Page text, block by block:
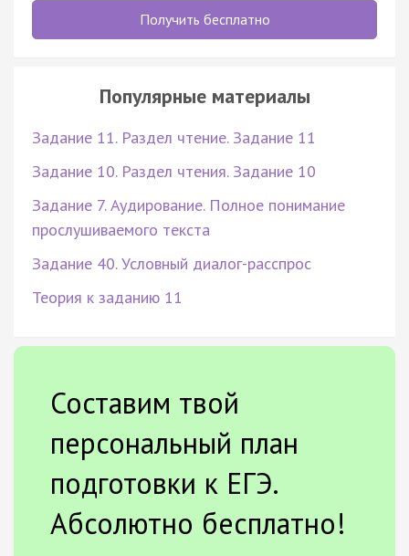
Получить бесплатно
Популярные материалы
Задание 11. Раздел чтение. Задание 11
Задание 10. Раздел чтения. Задание 10
Задание 7. Аудирование. Полное понимание
прослушиваемого текста
Задание 40. Условный диалог-расспрос
Теория к заданию 11
Составим твой
персональный план
подготовки к ЕГЭ.
Абсолютно бесплатно!